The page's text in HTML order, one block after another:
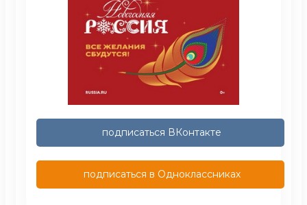
подписаться ВКонтакте
подписаться в Одноклассниках